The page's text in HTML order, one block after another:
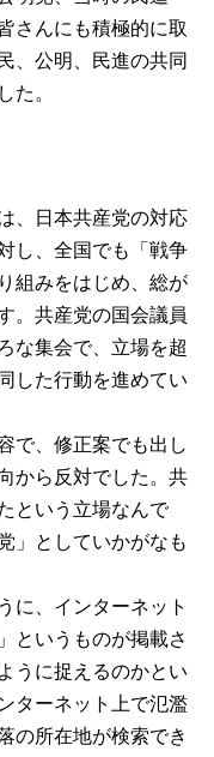
さんにも積極的に取
、公明、民進の共同
た。
、日本共産党の対応
し、全国でも「戦争
組みをはじめ、総が
。共産党の国会議員
な集会で、立場を超
した行動を進めてい
で、修正案でも出し
から反対でした。共
という立場なんで
」としていかがなも
に、インターネット
というものが掲載さ
うに捉えるのかとい
ターネット上で氾濫
の所在地が検索でき